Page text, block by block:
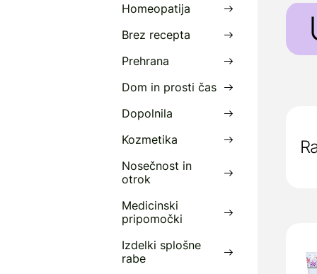
Homeopatija
Brez recepta
Prehrana
Dom in prosti čas
Dopolnila
Kozmetika
Nosečnost in
otrok
Medicinski
pripomočki
Izdelki splošne
rabe